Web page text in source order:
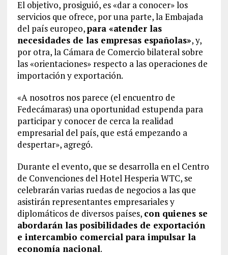
El objetivo, prosiguió, es «dar a conocer» los
servicios que ofrece, por una parte, la Embajada
del país europeo,para «atender las
necesidades de las empresas españolas», y,
por otra, la Cámara de Comercio bilateral sobre
las «orientaciones» respecto a las operaciones de
importación y exportación.
«A nosotros nos parece (el encuentro de
Fedecámaras) una oportunidad estupenda para
participar y conocer de cerca la realidad
empresarial del país, que está empezando a
despertar», agregó.
Durante el evento, que se desarrolla en el Centro
de Convenciones del Hotel Hesperia WTC, se
celebrarán varias ruedas de negocios a las que
asistirán representantes empresariales y
diplomáticos de diversos países, con quienes se
abordarán las posibilidades de exportación
e intercambio comercial para impulsar la
economía nacional.